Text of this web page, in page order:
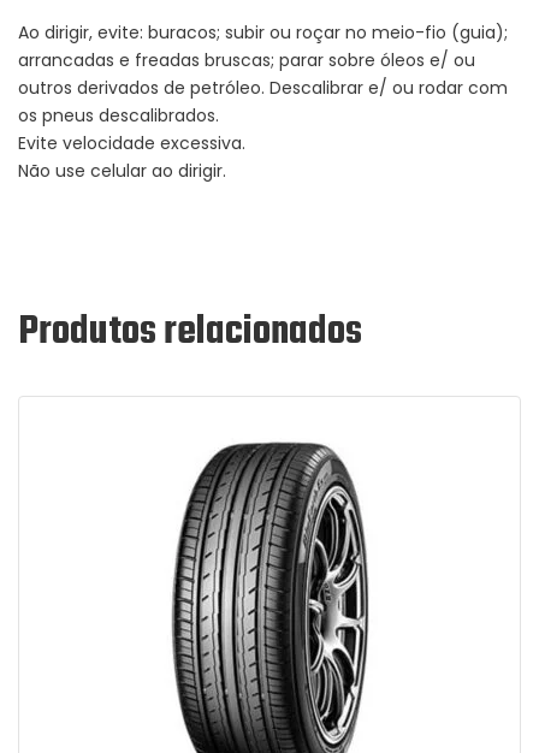
Ao dirigir, evite: buracos; subir ou roçar no meio-fio (guia);
arrancadas e freadas bruscas; parar sobre óleos e/ ou
outros derivados de petróleo. Descalibrar e/ ou rodar com
os pneus descalibrados.
Evite velocidade excessiva.
Não use celular ao dirigir.
Produtos relacionados